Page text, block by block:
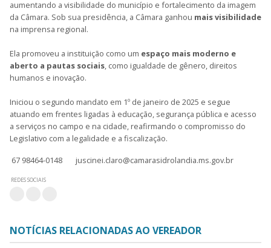
aumentando a visibilidade do município e fortalecimento da imagem
da Câmara. Sob sua presidência, a Câmara ganhou mais visibilidade
na imprensa regional.
Ela promoveu a instituição como um espaço mais moderno e
aberto a pautas sociais, como igualdade de gênero, direitos
humanos e inovação.
Iniciou o segundo mandato em 1º de janeiro de 2025 e segue
atuando em frentes ligadas à educação, segurança pública e acesso
a serviços no campo e na cidade, reafirmando o compromisso do
Legislativo com a legalidade e a fiscalização.
67 98464-0148
juscinei.claro@camarasidrolandia.ms.gov.br
REDES SOCIAIS
NOTÍCIAS RELACIONADAS AO VEREADOR